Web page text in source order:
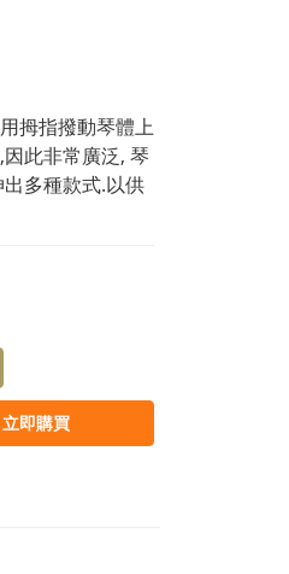
拇指撥動琴體上
此非常廣泛, 琴
多種款式.以供
立即購買